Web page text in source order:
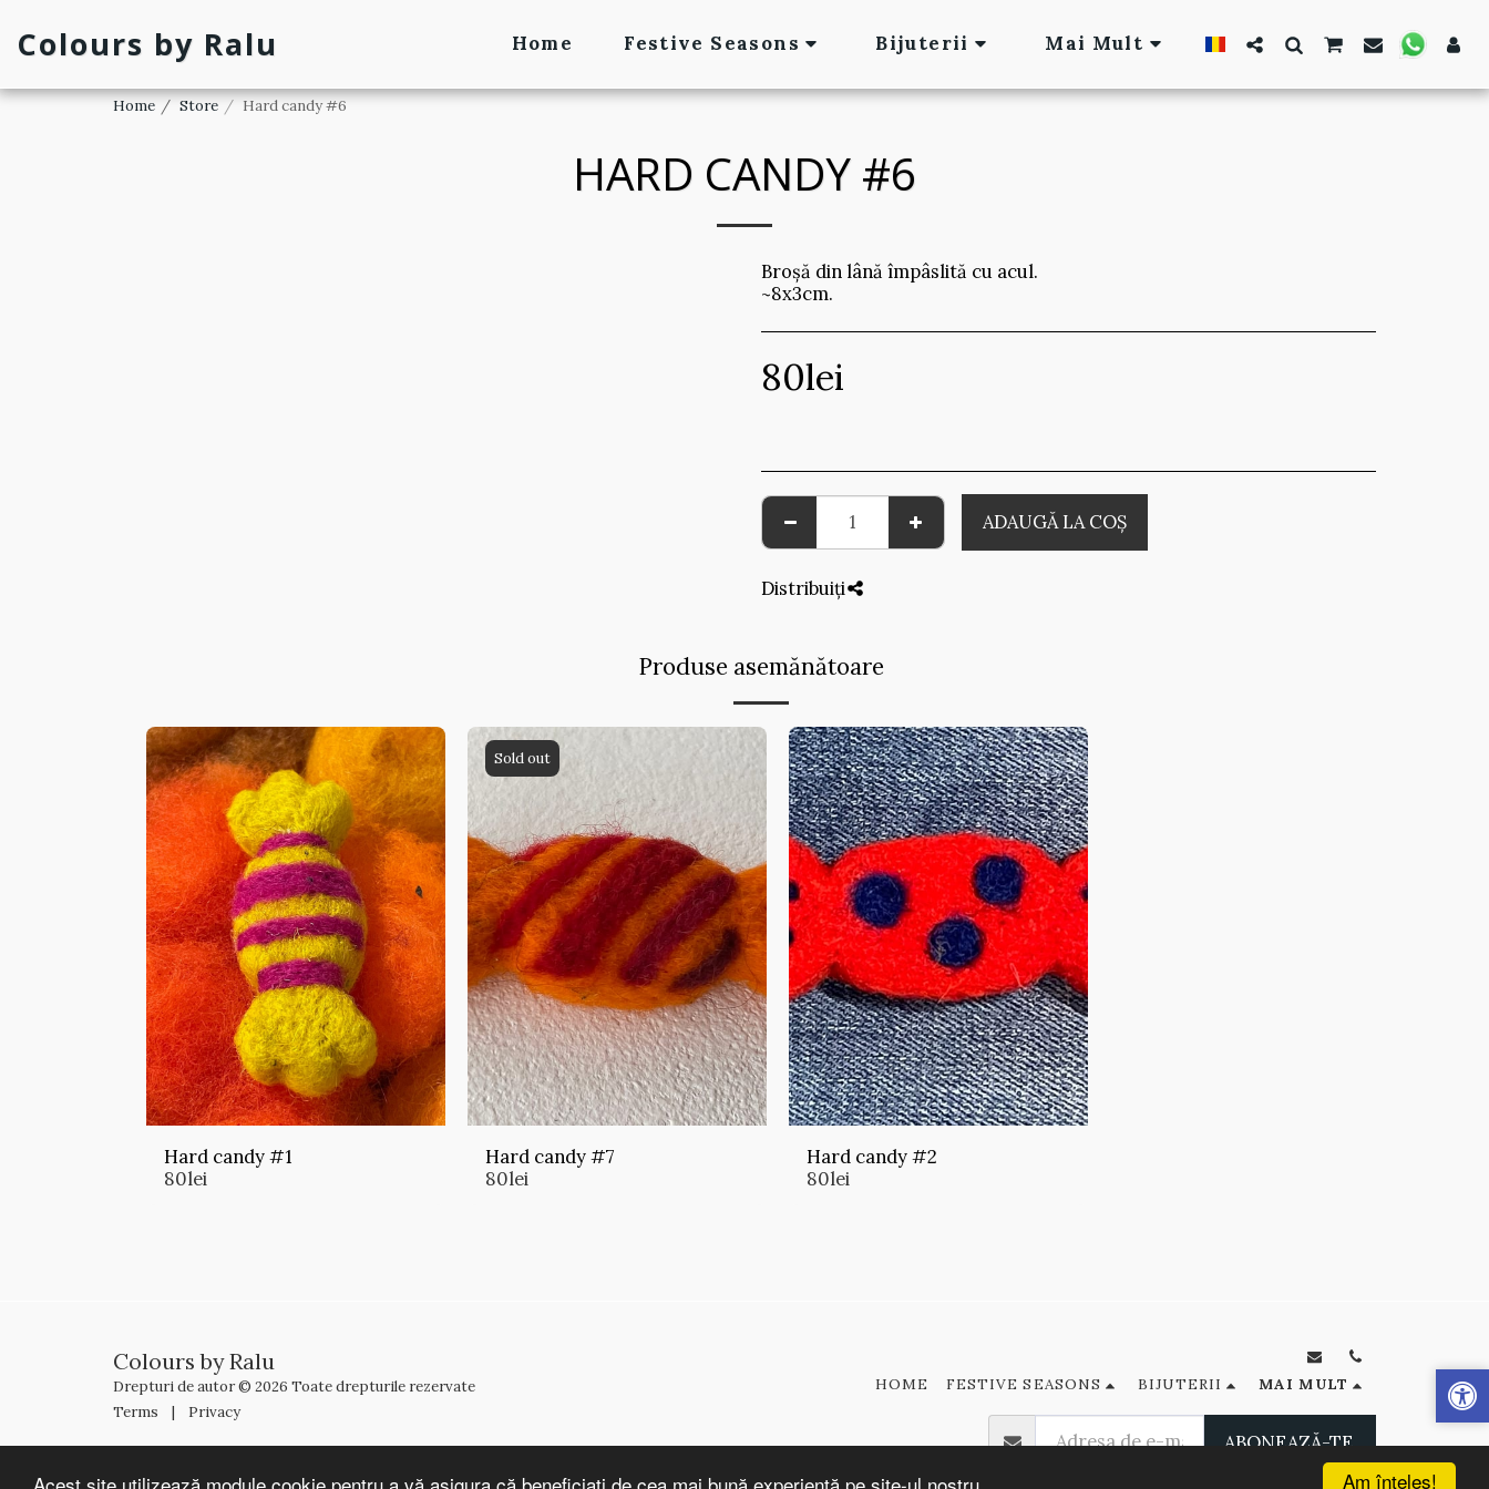
Am înţeles!
Acest site utilizează module cookie pentru a vă asigura că beneficiați de cea mai bună experiență pe site-ul nostru
Colours by Ralu Home Festive Seasons Bijuterii Mai Mult
Home Store Hard candy #6
HARD CANDY #6
Broșă din lână împâslită cu acul.
~8x3cm.
80lei
ADAUGĂ LA COŞ
Distribuiți
Produse asemănătoare
Hard candy #1
80lei
Sold out
Hard candy #7
80lei
Hard candy #2
80lei
Colours by Ralu
Drepturi de autor © 2026 Toate drepturile rezervate
Terms | Privacy
HOME FESTIVE SEASONS BIJUTERII MAI MULT
ABONEAZĂ-TE